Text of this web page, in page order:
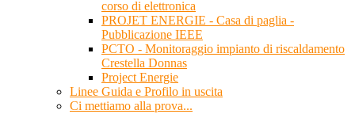
corso di elettronica
PROJET ENERGIE - Casa di paglia -
Pubblicazione IEEE
PCTO - Monitoraggio impianto di riscaldamento
Crestella Donnas
Project Energie
Linee Guida e Profilo in uscita
Ci mettiamo alla prova...